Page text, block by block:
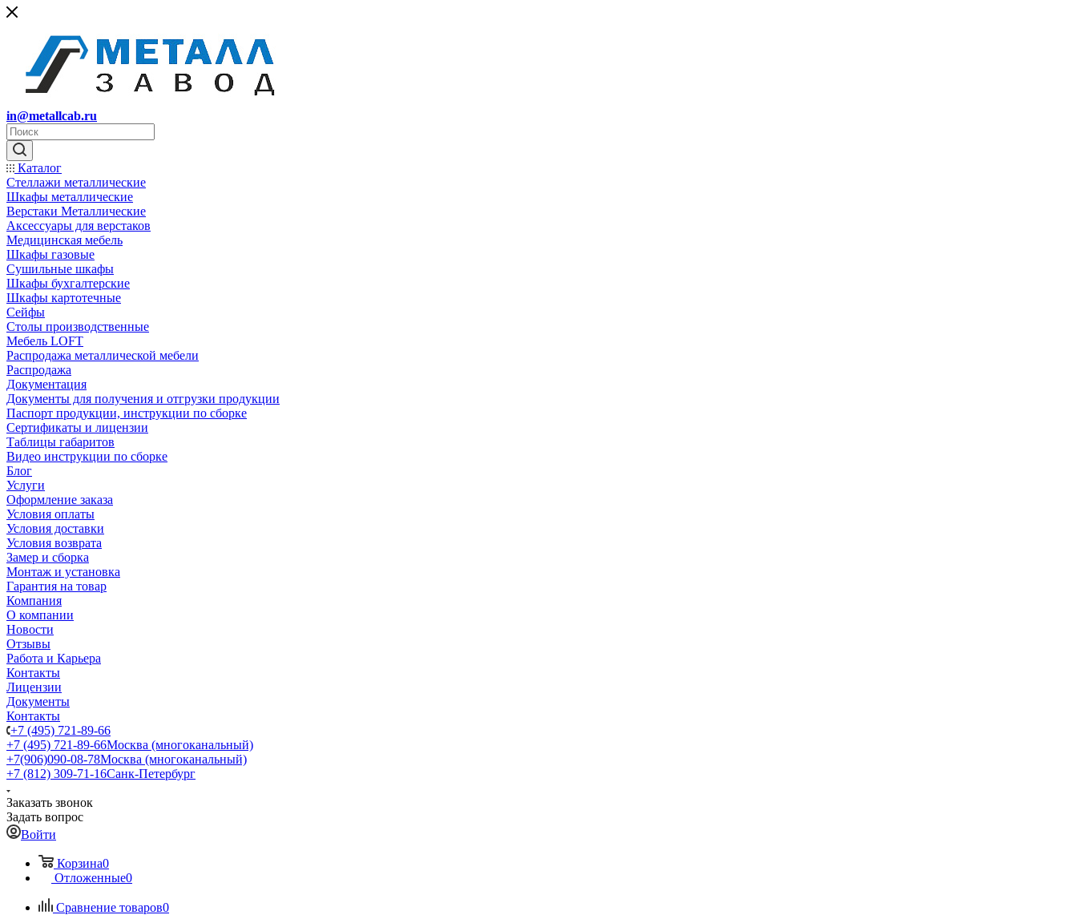
in@metallcab.ru
Каталог
Стеллажи металлические
Шкафы металлические
Верстаки Металлические
Аксессуары для верстаков
Медицинская мебель
Шкафы газовые
Сушильные шкафы
Шкафы бухгалтерские
Шкафы картотечные
Сейфы
Столы производственные
Мебель LOFT
Распродажа металлической мебели
Распродажа
Документация
Документы для получения и отгрузки продукции
Паспорт продукции, инструкции по сборке
Сертификаты и лицензии
Таблицы габаритов
Видео инструкции по сборке
Блог
Услуги
Оформление заказа
Условия оплаты
Условия доставки
Условия возврата
Замер и сборка
Монтаж и установка
Гарантия на товар
Компания
О компании
Новости
Отзывы
Работа и Карьера
Контакты
Лицензии
Документы
Контакты
+7 (495) 721-89-66
+7 (495) 721-89-66Москва (многоканальный)
+7(906)090-08-78Москва (многоканальный)
+7 (812) 309-71-16Санк-Петербург
Заказать звонок
Задать вопрос
Войти
Корзина0
Отложенные0
Сравнение товаров0